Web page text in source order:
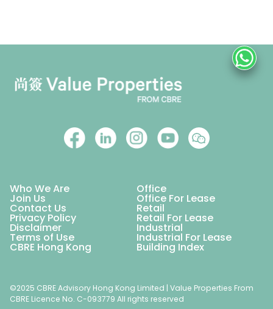
Who We Are Office
Join Us Office For Lease
Contact Us Retail
Privacy Policy Retail For Lease
Disclaimer Industrial
Terms of Use Industrial For Lease
CBRE Hong Kong Building Index
©2025 CBRE Advisory Hong Kong Limited | Value Properties From
CBRE Licence No. C-093779 All rights reserved